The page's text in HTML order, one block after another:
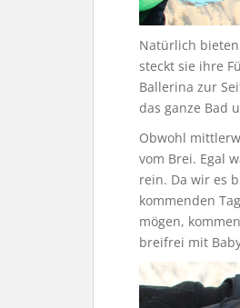
Natürlich
steckt sie ihre
Ballerina zur
das ganze Bad
Obwohl
vom Brei. Egal
rein. Da wir es
kommenden
mögen,
breifrei mit